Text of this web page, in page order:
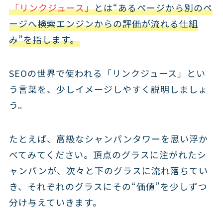
「リンクジュース」とは“あるページから別のペ
ージへ検索エンジンからの評価が流れる仕組
み”を指します。
SEOの世界で使われる「リンクジュース」とい
う言葉を、少しイメージしやすく説明しましょ
う。
たとえば、高級なシャンパンタワーを思い浮か
べてみてください。頂点のグラスに注がれたシ
ャンパンが、次々と下のグラスに流れ落ちてい
き、それぞれのグラスにその“価値”を少しずつ
分け与えていきます。